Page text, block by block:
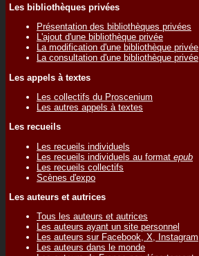
Les bibliothèques privées
Présentation des bibliothèques privées
L'ajout d'une bibliothèque privée
La modification d'une bibliothèque privée
La consultation d'une bibliothèque privée
Les appels à textes
Les collectifs du Proscenium
Les autres appels à textes
Les recueils
Les recueils individuels
Les recueils individuels au format epub
Les recueils collectifs
Scènes d'expo
Les auteurs et autrices
Tous les auteurs et autrices
Les auteurs ayant un site personnel
Les auteurs sur Facebook, X, Instagram
Les auteurs dans le monde